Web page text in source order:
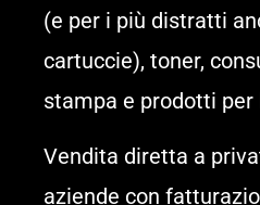
(e per i più distratti
cartuccie), toner,
stampa e prodotti per
Vendita diretta a
aziende con